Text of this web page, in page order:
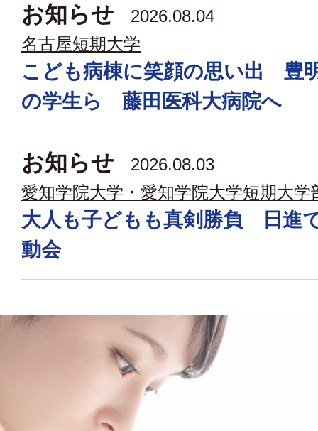
お知らせ
2026.08.04
名古屋短期大学
こども病棟に笑顔の思い出 豊
の学生ら 藤田医科大病院へ
お知らせ
2026.08.03
愛知学院大学・愛知学院大学短期大学
大人も子どもも真剣勝負 日進
動会